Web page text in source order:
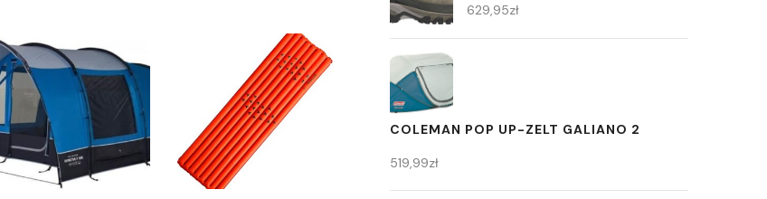
629,95zł
COLEMAN POP UP-ZELT GALIANO 2
519,99zł